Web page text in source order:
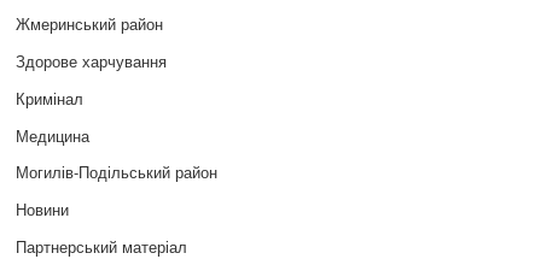
Жмеринський район
Здорове харчування
Кримінал
Медицина
Могилів-Подільський район
Новини
Партнерський матеріал